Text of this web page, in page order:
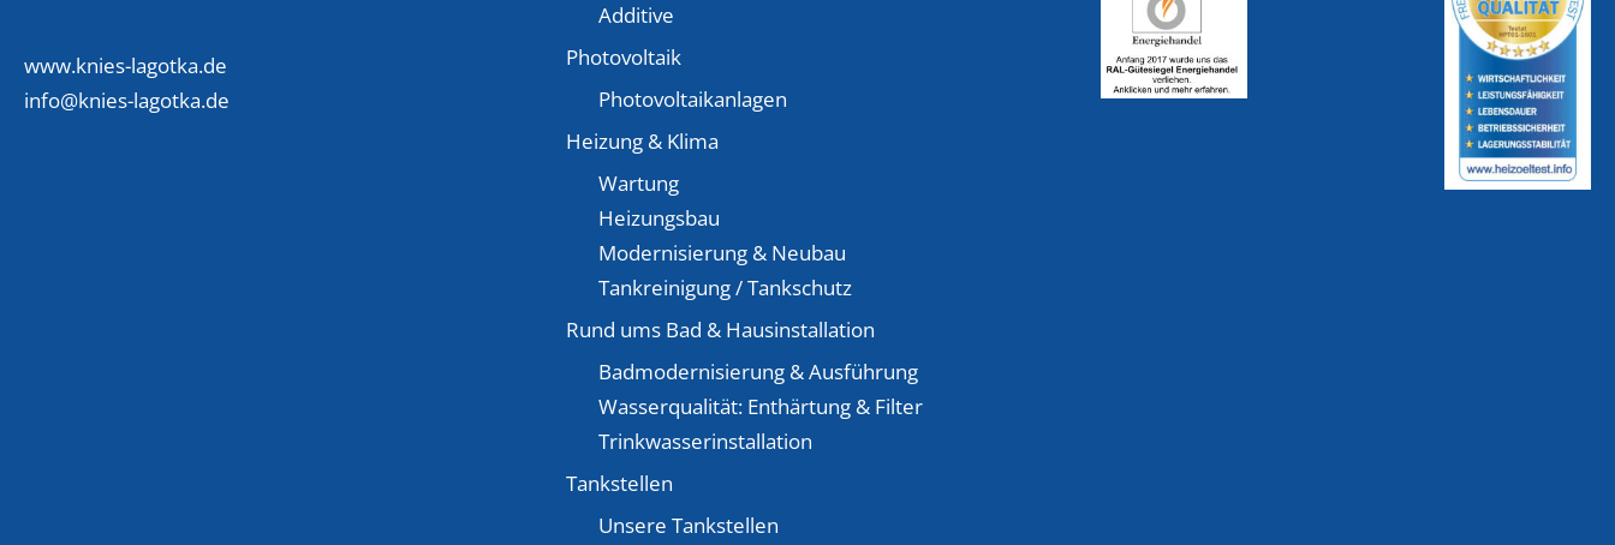
www.knies-lagotka.de
info@knies-lagotka.de
Additive
Photovoltaik
Photovoltaikanlagen
Heizung & Klima
Wartung
Heizungsbau
Modernisierung & Neubau
Tankreinigung / Tankschutz
Rund ums Bad & Hausinstallation
Badmodernisierung & Ausführung
Wasserqualität: Enthärtung & Filter
Trinkwasserinstallation
Tankstellen
Unsere Tankstellen